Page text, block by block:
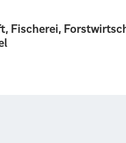
Fischerei,